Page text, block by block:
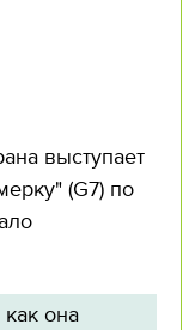
выступает
(G7) по
она